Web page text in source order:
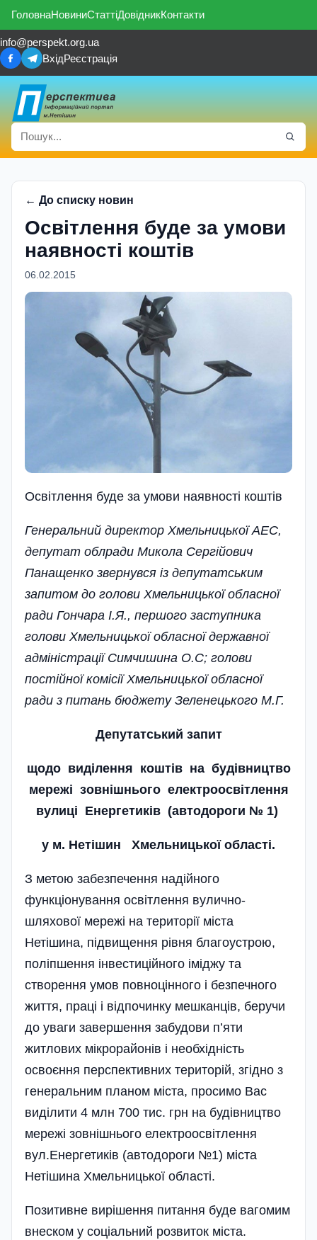
ГоловнаНовиниСтаттіДовідникКонтакти
info@perspekt.org.ua
ВхідРеєстрація
← До списку новин
Освiтлення буде за умови
наявностi коштiв
06.02.2015
Освiтлення буде за умови наявностi коштiв
Генеральний директор Хмельницької АЕС,
депутат облради Микола Сергійович
Панащенко­ звернувся із депутатським
запитом до голови Хмельницької обласної
ради Гончара І.Я., першого­ заступника
голови Хмельницької обласної дер­жа­в­­ної
адміністрації Симчишина О.С; голови
пості­й­ної комісії Хмельницької обласної
ради з питань бюджету Зеленецького М.Г.
Депутатський запит
щодо виділення коштів на будівництво
мережі зовнішнього електроосвітлення
вулиці Енергетиків (автодороги № 1)
у м. Нетішин Хмельницької області.
З метою забезпечення надійного
функціонування освітлення вулично-
шляхової мережі на території міста
Нетішина, підвищення рівня благоустрою,
поліпшення інвестиційного іміджу та
створення умов повноцінного і безпечного
життя, праці і відпочинку мешканців, беручи
до уваги завершення забудови п’яти
житлових мікрорайонів і необхідність
освоєння перспективних територій, згідно з
генеральним планом міста, просимо Вас
виділити 4 млн 700 тис. грн на будівництво
мережі зовнішнього електроосвітлення
вул.Енергетиків (автодороги №1) міста
Нетішина Хмельницької області.
Позитивне вирішення питання буде вагомим
внеском у соціальний розвиток міста.